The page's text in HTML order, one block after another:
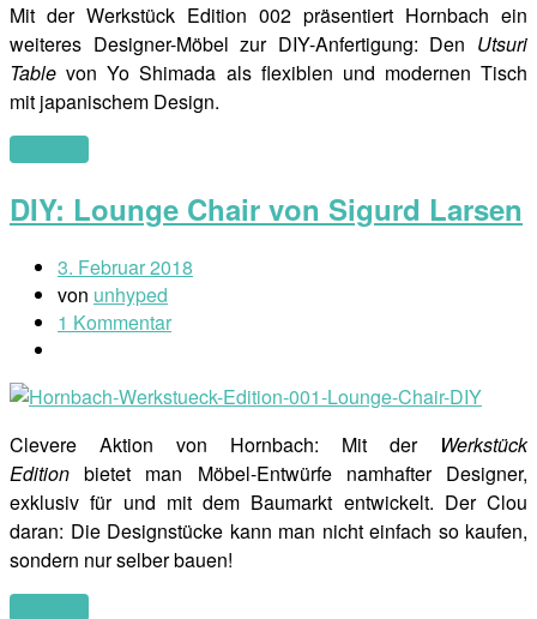
Mit der Werkstück Edition 002 präsentiert Hornbach ein
weiteres Designer-Möbel zur DIY-Anfertigung: Den Utsuri
Table von Yo Shimada als flexiblen und modernen Tisch
mit japanischem Design.
DIY: Lounge Chair von Sigurd Larsen
3. Februar 2018
von unhyped
1 Kommentar
Clevere Aktion von Hornbach: Mit der Werkstück
Edition bietet man Möbel-Entwürfe namhafter Designer,
exklusiv für und mit dem Baumarkt entwickelt. Der Clou
daran: Die Designstücke kann man nicht einfach so kaufen,
sondern nur selber bauen!